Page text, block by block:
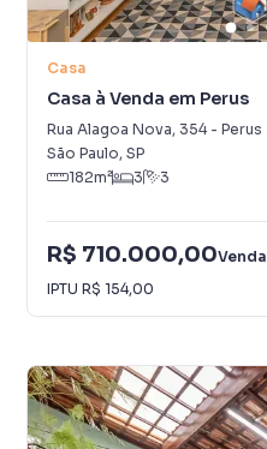
Casa
Casa à Venda em Perus
Rua Alagoa Nova, 354- Perus
São Paulo, SP
182m² 3 3
R$ 710.000,00Venda
IPTU R$ 154,00